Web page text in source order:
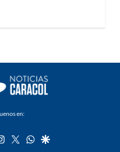
en:
instagram
twitterwhatsapp
google